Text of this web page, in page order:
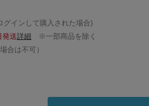
グインして購入された場合)
発送詳細 ※一部商品を除く
合は不可）